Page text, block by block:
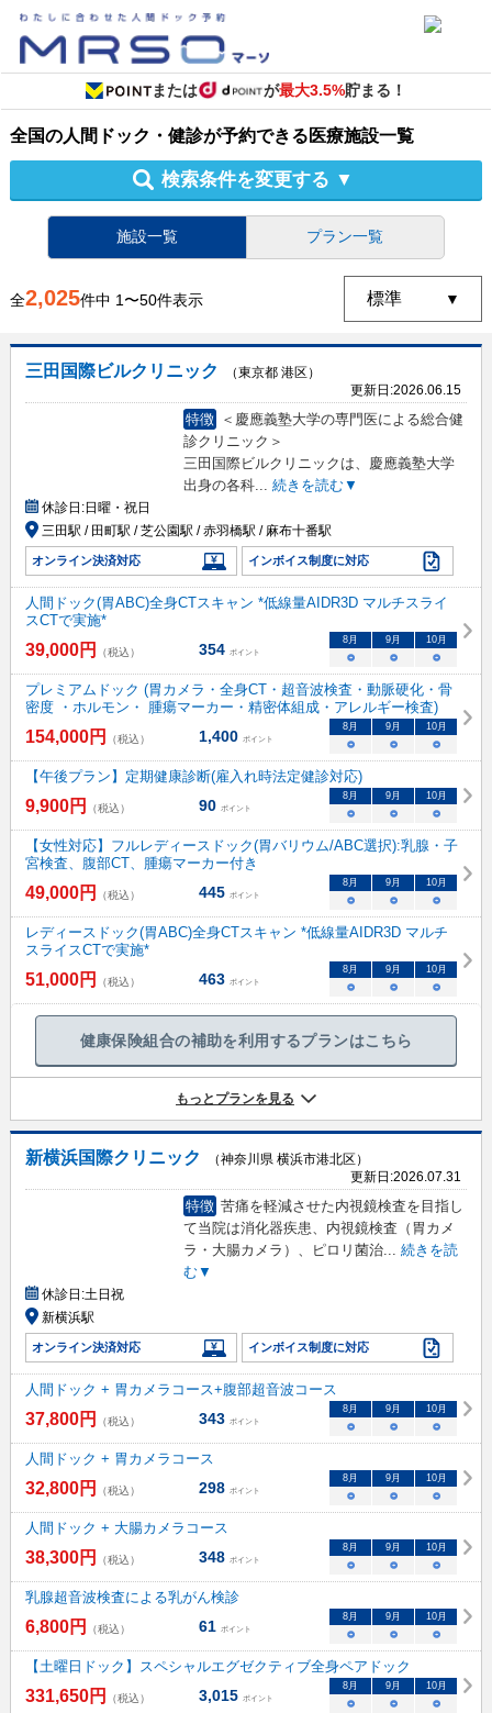
または が最大3.5%貯まる！
全国の人間ドック・健診が予約できる医療施設一覧
検索条件を変更する ▼
施設一覧 プラン一覧
全2,025件中 1〜50件表示
三田国際ビルクリニック
（東京都 港区）
更新日:2026.06.15
特徴
＜慶應義塾大学の専門医による総合健
診クリニック＞
三田国際ビルクリニックは、慶應義塾大学
出身の各科... 続きを読む▼
休診日:日曜・祝日
三田駅 / 田町駅 / 芝公園駅 / 赤羽橋駅 / 麻布十番駅
オンライン決済対応 インボイス制度に対応
人間ドック(胃ABC)全身CTスキャン *低線量AIDR3D マルチスライ
スCTで実施*
39,000円 （税込） 354 ポイント
8月 9月 10月
○ ○ ○
プレミアムドック (胃カメラ・全身CT・超音波検査・動脈硬化・骨
密度 ・ホルモン・ 腫瘍マーカー・精密体組成・アレルギー検査)
154,000円 （税込） 1,400 ポイント
8月 9月 10月
○ ○ ○
【午後プラン】定期健康診断(雇入れ時法定健診対応)
9,900円 （税込） 90 ポイント
8月 9月 10月
○ ○ ○
【女性対応】フルレディースドック(胃バリウム/ABC選択):乳腺・子
宮検査、腹部CT、腫瘍マーカー付き
49,000円 （税込） 445 ポイント
8月 9月 10月
○ ○ ○
レディースドック(胃ABC)全身CTスキャン *低線量AIDR3D マルチ
スライスCTで実施*
51,000円 （税込） 463 ポイント
8月 9月 10月
○ ○ ○
健康保険組合の補助を利用するプランはこちら
もっとプランを見る
新横浜国際クリニック
（神奈川県 横浜市港北区）
更新日:2026.07.31
特徴 苦痛を軽減させた内視鏡検査を目指し
て当院は消化器疾患、内視鏡検査（胃カメ
ラ・大腸カメラ）、ピロリ菌治... 続きを読
む▼
休診日:土日祝
新横浜駅
オンライン決済対応 インボイス制度に対応
人間ドック + 胃カメラコース+腹部超音波コース
37,800円 （税込） 343 ポイント
8月 9月 10月
○ ○ ○
人間ドック + 胃カメラコース
32,800円 （税込） 298 ポイント
8月 9月 10月
○ ○ ○
人間ドック + 大腸カメラコース
38,300円 （税込） 348 ポイント
8月 9月 10月
○ ○ ○
乳腺超音波検査による乳がん検診
6,800円 （税込） 61 ポイント
8月 9月 10月
○ ○ ○
【土曜日ドック】スペシャルエグゼクティブ全身ペアドック
331,650円 （税込） 3,015 ポイント
8月 9月 10月
○ ○ ○